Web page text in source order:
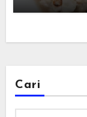
Cari